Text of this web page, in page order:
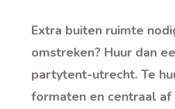
Extra buiten ruimte
omstreken? Huur dan
partytent-utrecht. Te
formaten en centraal af